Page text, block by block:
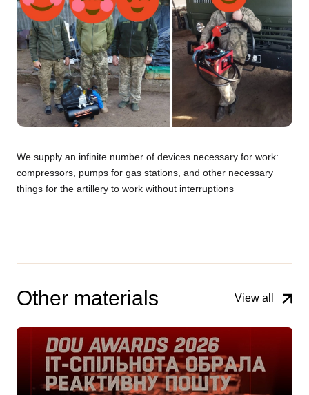
We supply an infinite number of devices necessary for work:
compressors, pumps for gas stations, and other necessary
things for the artillery to work without interruptions
Other materials View all